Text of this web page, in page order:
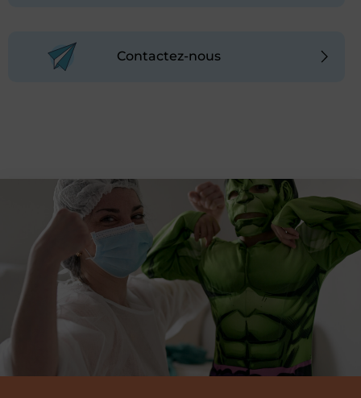
Contactez-nous